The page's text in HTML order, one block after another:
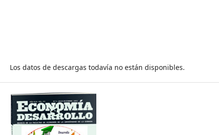
Los datos de descargas todavía no están disponibles.